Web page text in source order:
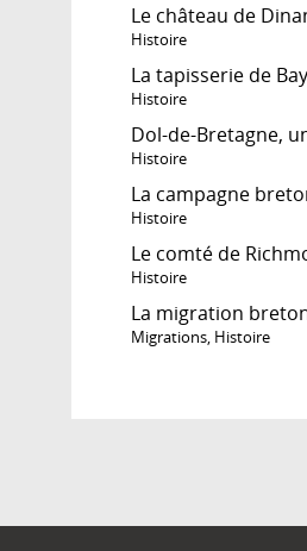
Le château de
Histoire
La tapisserie de
Histoire
Dol-de-Bretagne,
Histoire
La campagne
Histoire
Le comté de
Histoire
La migration
Migrations, Histoire